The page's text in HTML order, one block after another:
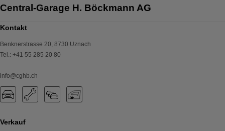
Kontakt
Benknerstrasse 20 8730 Uznach
Tel. : +41 55 285 20 80
info@cghb.ch
Verkauf